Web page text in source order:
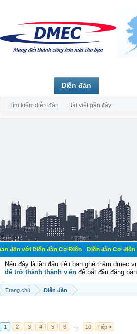
đàn Cơ Điện - Diễn đàn Cơ điện là nơi
Nếu đây là lần đầu tiên bạn ghé thăm
để trở thành thành viên để bắt đầu đăng
Trang chủ Diễn đàn
1 2 3 4 5 6 → 10 Tiếp >
Diễn đàn
Tìm kiếm diễn đàn Bài viết gần đây